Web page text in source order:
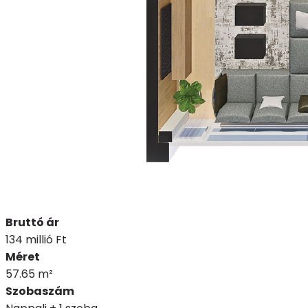
Bruttó ár
134 millió Ft
Méret
57.65 m²
Szobaszám